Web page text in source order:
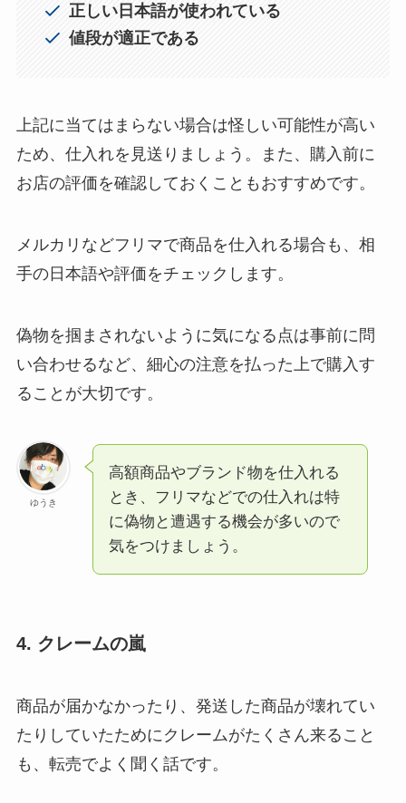
正しい日本語が使われている
値段が適正である
上記に当てはまらない場合は怪しい可能性が高い
ため、仕入れを見送りましょう。また、購入前に
お店の評価を確認しておくこともおすすめです。
メルカリなどフリマで商品を仕入れる場合も、相
手の日本語や評価をチェックします。
偽物を掴まされないように気になる点は事前に問
い合わせるなど、細心の注意を払った上で購入す
ることが大切です。
ゆうき
高額商品やブランド物を仕入れる
とき、フリマなどでの仕入れは特
に偽物と遭遇する機会が多いので
気をつけましょう。
4. クレームの嵐
商品が届かなかったり、発送した商品が壊れてい
たりしていたためにクレームがたくさん来ること
も、転売でよく聞く話です。